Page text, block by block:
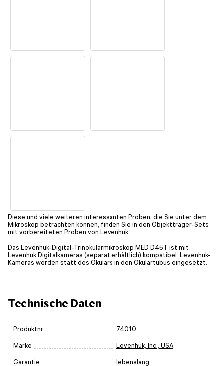
Diese und viele weiteren interessanten Proben, die Sie unter dem
Mikroskop betrachten können, finden Sie in den Objektträger-Sets
mit vorbereiteten Proben von Levenhuk.
Das Levenhuk-Digital-Trinokularmikroskop MED D45T ist mit
Levenhuk Digitalkameras (separat erhältlich) kompatibel. Levenhuk-
Kameras werden statt des Okulars in den Okulartubus eingesetzt.
Technische Daten
Produktnr. 74010
Marke Levenhuk, Inc., USA
Garantie lebenslang